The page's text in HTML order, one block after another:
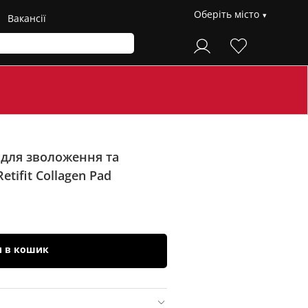
Вакансії Оберіть місто
зволоження та
Collagen Pad
в кошик